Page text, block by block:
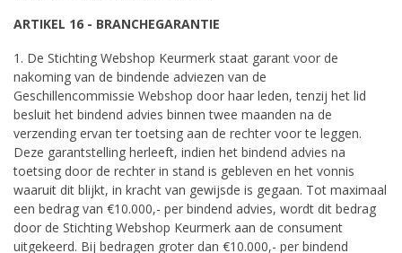
ARTIKEL 16 - BRANCHEGARANTIE
1. De Stichting Webshop Keurmerk staat garant voor de
nakoming van de bindende adviezen van de
Geschillencommissie Webshop door haar leden, tenzij het lid
besluit het bindend advies binnen twee maanden na de
verzending ervan ter toetsing aan de rechter voor te leggen.
Deze garantstelling herleeft, indien het bindend advies na
toetsing door de rechter in stand is gebleven en het vonnis
waaruit dit blijkt, in kracht van gewijsde is gegaan. Tot maximaal
een bedrag van €10.000,- per bindend advies, wordt dit bedrag
door de Stichting Webshop Keurmerk aan de consument
uitgekeerd. Bij bedragen groter dan €10.000,- per bindend